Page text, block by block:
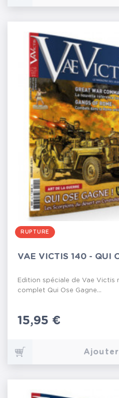
RUPTURE
VAE VICTIS 140 - QUI
Edition spéciale de Vae Victis
complet Qui Ose Gagne...
Prix
15,95 €